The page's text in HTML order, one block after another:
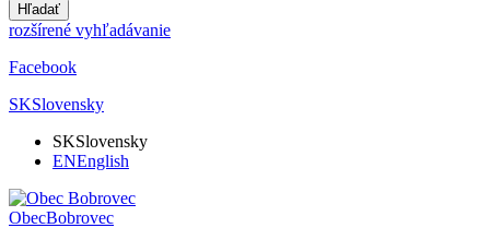
Hľadať
rozšírené vyhľadávanie
Facebook
SKSlovensky
SKSlovensky
ENEnglish
ObecBobrovec